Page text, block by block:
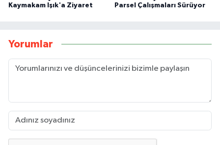
Kaymakam Işık'a Ziyaret
Parsel Çalışmaları Sürüyor
Yorumlar